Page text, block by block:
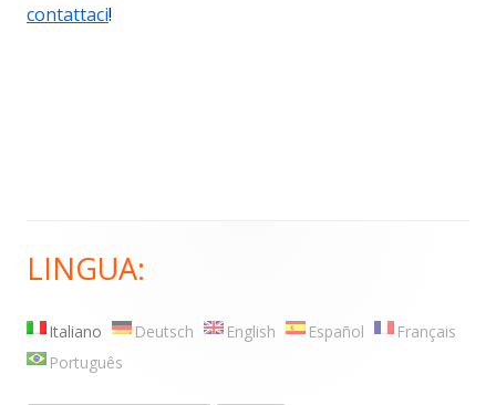
contattaci!
Barra
laterale
principale
LINGUA:
Italiano Deutsch English Español
Français
Português